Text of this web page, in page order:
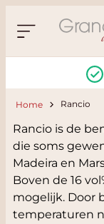
Home Rancio
Rancio is de
die soms
Madeira en
Boven de 16
mogelijk. Door
temperaturen